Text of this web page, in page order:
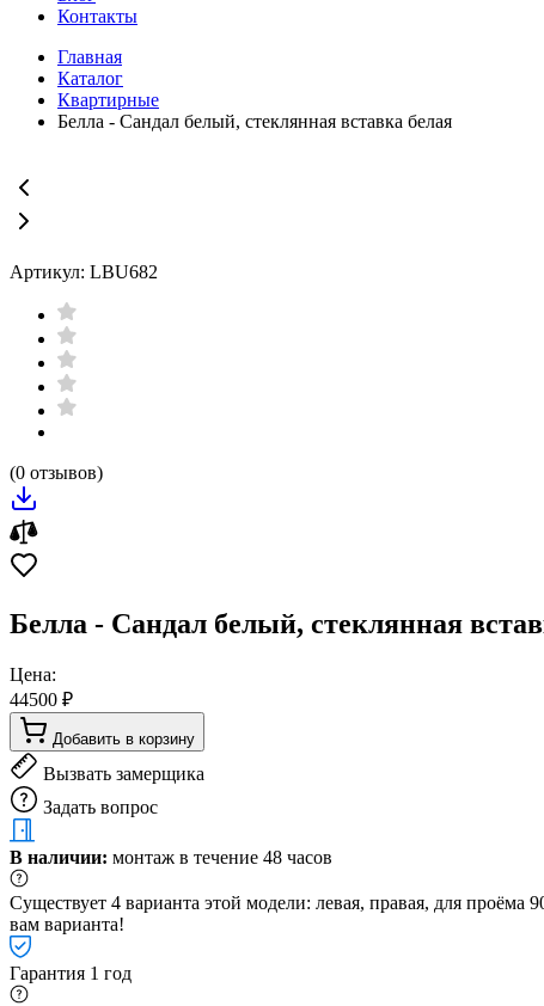
Контакты
Главная
Каталог
Квартирные
Белла - Сандал белый, стеклянная вставка белая
Артикул: LBU682
(0 отзывов)
Белла - Сандал белый, стеклянная
Цена:
44500 ₽
Добавить в корзину
Вызвать замерщика
Задать вопрос
В наличии: монтаж в течение 48 часов
Существует 4 варианта этой модели: левая, правая, для
вам варианта!
Гарантия 1 год